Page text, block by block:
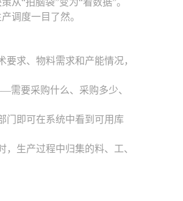
调度一目了然。
求、物料需求和产能情况，
需要采购什么、采购多少、
门即可在系统中看到可用库
生产过程中归集的料、工、